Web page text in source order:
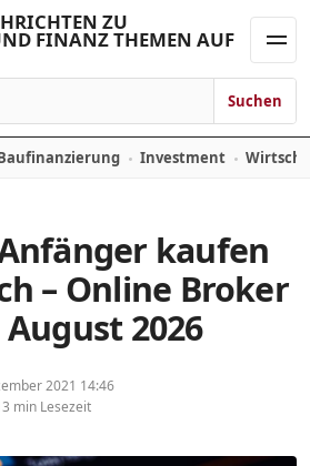
ZU
FINANZ THEMEN AUF
Suchen
Investment
kaufen
– Online Broker
2026
2021 14:46
min Lesezeit